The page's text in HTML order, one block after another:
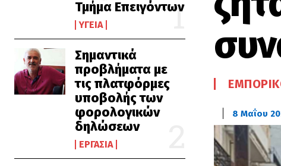
Τμήμα Επειγόντων
ΥΓΕΊΑ
Σημαντικά
προβλήματα με
τις πλατφόρμες
υποβολής των
φορολογικών
δηλώσεων
ΕΡΓΑΣΊΑ
8 Μαΐου